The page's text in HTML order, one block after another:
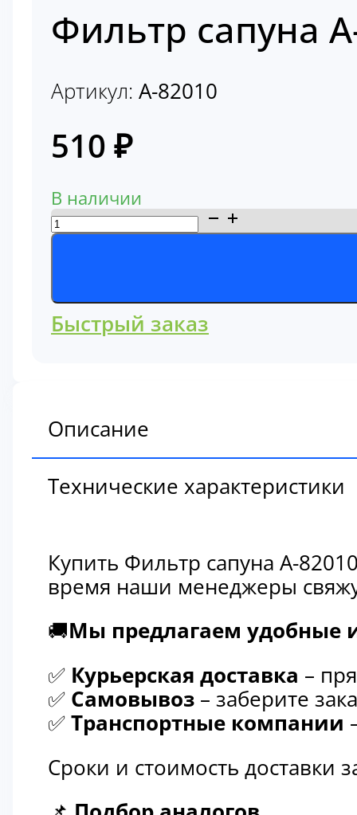
Фильтр сапуна
Артикул: A-82010
510 ₽
В наличии
Количество
товара
сапуна
A-
82010
Быстрый заказ
Описание
Технические характеристики
Купить Фильтр сапуна A-
время наши менеджеры
🚚Мы предлагаем удобные
✅ Курьерская доставка –
✅ Самовывоз – заберите
✅ Транспортные компании
Сроки и стоимость доставки